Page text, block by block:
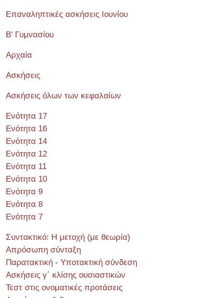
Επαναληπτικές ασκήσεις Ιουνίου
Β' Γυμνασίου
Αρχαία
Ασκήσεις
Ασκήσεις όλων των κεφαλαίων
Ενότητα 17
Ενότητα 16
Ενότητα 14
Ενότητα 12
Ενότητα 11
Ενότητα 10
Ενότητα 9
Ενότητα 8
Ενότητα 7
Συντακτικό: Η μετοχή (με θεωρία)
Απρόσωπη σύνταξη
Παρατακτική - Υποτακτική σύνδεση
Ασκήσεις γ΄ κλίσης ουσιαστικών
Τεστ στις ονοματικές προτάσεις